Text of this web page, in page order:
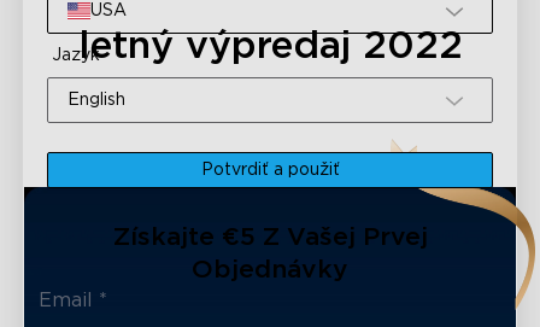
letný výpredaj 2022
USA
Jazyk
English
Potvrdiť a použiť
Získajte €5 Z Vašej Prvej
Objednávky